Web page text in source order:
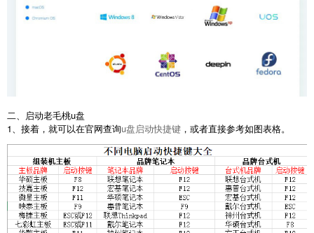
二、启动老毛桃u盘
1、接着，就可以在官网查询u盘启动快捷键 ，或者直接参考如图表格。